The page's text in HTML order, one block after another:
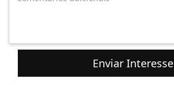
Enviar Interesse